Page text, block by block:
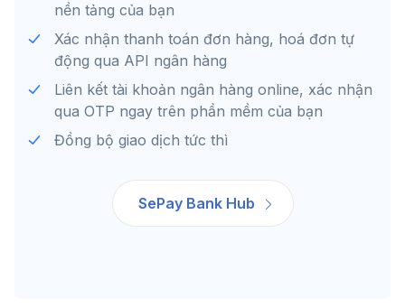
nền tảng của bạn
Xác nhận thanh toán đơn hàng, hoá đơn tự
động qua API ngân hàng
Liên kết tài khoản ngân hàng online, xác nhận
qua OTP ngay trên phần mềm của bạn
Đồng bộ giao dịch tức thì
SePay Bank Hub